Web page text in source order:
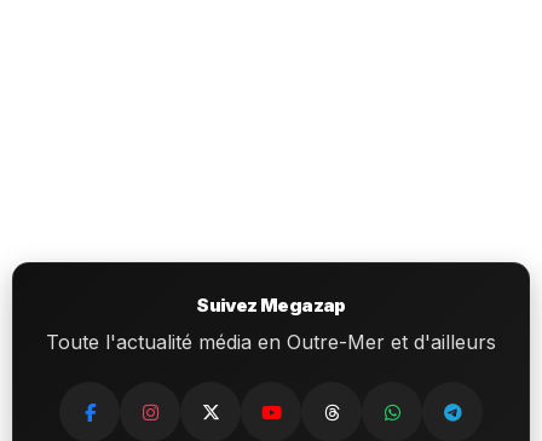
Suivez Megazap
Toute l'actualité média en Outre-Mer et d'ailleurs